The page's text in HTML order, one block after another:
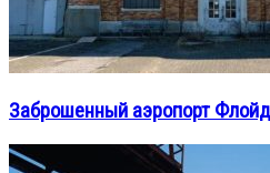
Заброшенный аэропорт